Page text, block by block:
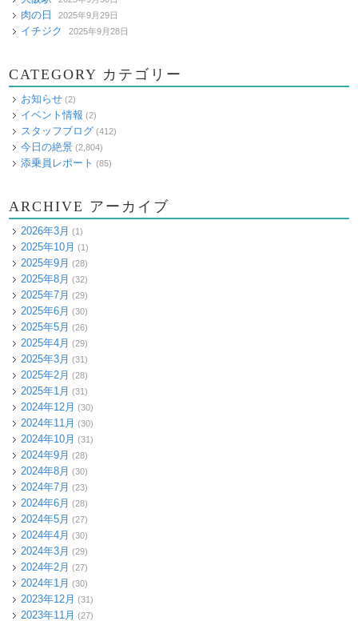
肉の日 2025年9月29日
イチジク 2025年9月28日
CATEGORY カテゴリー
お知らせ (2)
イベント情報 (2)
スタッフブログ (412)
今日の絶景 (2,804)
添乗員レポート (85)
ARCHIVE アーカイブ
2026年3月 (1)
2025年10月 (1)
2025年9月 (28)
2025年8月 (32)
2025年7月 (29)
2025年6月 (30)
2025年5月 (26)
2025年4月 (29)
2025年3月 (31)
2025年2月 (28)
2025年1月 (31)
2024年12月 (30)
2024年11月 (30)
2024年10月 (31)
2024年9月 (28)
2024年8月 (30)
2024年7月 (23)
2024年6月 (28)
2024年5月 (27)
2024年4月 (30)
2024年3月 (29)
2024年2月 (27)
2024年1月 (30)
2023年12月 (31)
2023年11月 (27)